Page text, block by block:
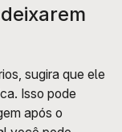
sugira que ele
Isso pode
após o